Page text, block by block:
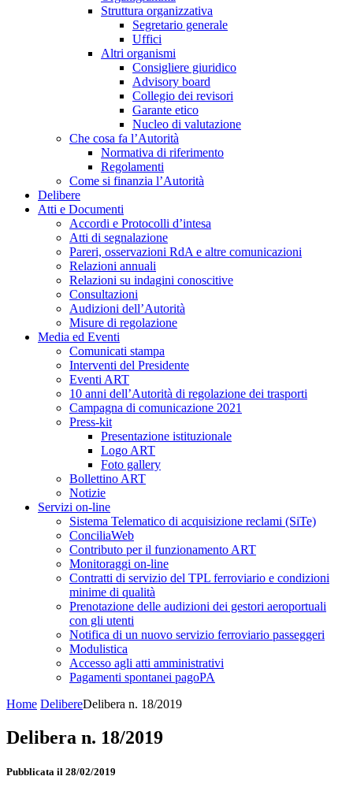
Struttura organizzativa
Segretario generale
Uffici
Altri organismi
Consigliere giuridico
Advisory board
Collegio dei revisori
Garante etico
Nucleo di valutazione
Che cosa fa l’Autorità
Normativa di riferimento
Regolamenti
Come si finanzia l’Autorità
Delibere
Atti e Documenti
Accordi e Protocolli d’intesa
Atti di segnalazione
Pareri, osservazioni RdA e altre comunicazioni
Relazioni annuali
Relazioni su indagini conoscitive
Consultazioni
Audizioni dell’Autorità
Misure di regolazione
Media ed Eventi
Comunicati stampa
Interventi del Presidente
Eventi ART
10 anni dell’Autorità di regolazione dei trasporti
Campagna di comunicazione 2021
Press-kit
Presentazione istituzionale
Logo ART
Foto gallery
Bollettino ART
Notizie
Servizi on-line
Sistema Telematico di acquisizione reclami (SiTe)
ConciliaWeb
Contributo per il funzionamento ART
Monitoraggi on-line
Contratti di servizio del TPL ferroviario e condizioni
minime di qualità
Prenotazione delle audizioni dei gestori aeroportuali
con gli utenti
Notifica di un nuovo servizio ferroviario passeggeri
Modulistica
Accesso agli atti amministrativi
Pagamenti spontanei pagoPA
Home DelibereDelibera n. 18/2019
Delibera n. 18/2019
Pubblicata il 28/02/2019